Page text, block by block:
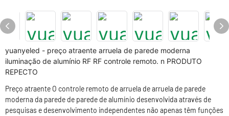
yuanyeled - preço atraente arruela de parede moderna
iluminação de alumínio RF RF controle remoto. n PRODUTO
REPECTO
Preço atraente O controle remoto de arruela de arruela de parede
moderna da parede de parede de alumínio desenvolvida através de
pesquisas e desenvolvimento independentes não apenas têm funções